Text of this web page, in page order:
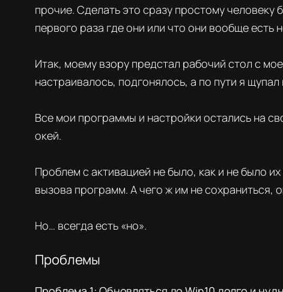
прочие. Сделать это сразу простому человеку
первого раза где они или что они вообще есть
Итак, моему взору предстал рабочий стол с
настраивалось, подгонялось, а по пути я
Все мои программы и настройки остались на
окей.
Проблем с активацией не было, как и не было
вызова программ. А чего ж им не сохраниться,
Но… всегда есть «но».
Проблемы